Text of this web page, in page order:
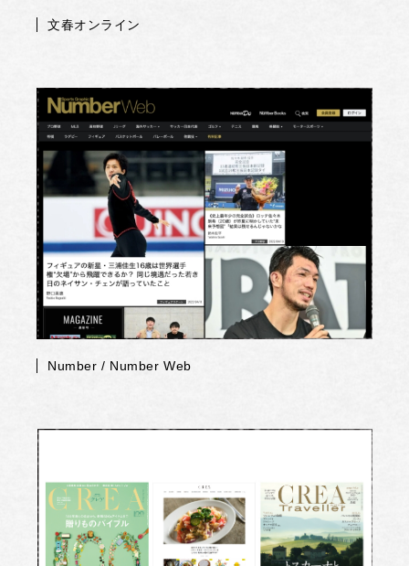
文春オンライン
Number / Number Web